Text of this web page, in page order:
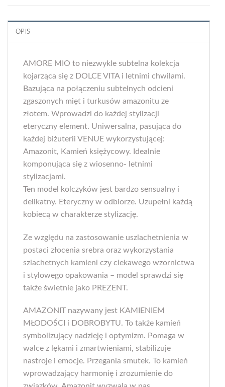
OPIS
AMORE MIO to niezwykle subtelna kolekcja
kojarząca się z DOLCE VITA i letnimi chwilami.
Bazująca na połączeniu subtelnych odcieni
zgaszonych mięt i turkusów amazonitu ze
złotem. Wprowadzi do każdej stylizacji
eteryczny element. Uniwersalna, pasująca do
każdej biżuterii VENUE wykorzystującej:
Amazonit, Kamień księżycowy. Idealnie
komponująca się z wiosenno- letnimi
stylizacjami.
Ten model kolczyków jest bardzo sensualny i
delikatny. Eteryczny w odbiorze. Uzupełni każdą
kobiecą w charakterze stylizację.
Ze względu na zastosowanie uszlachetnienia w
postaci złocenia srebra oraz wykorzystania
szlachetnych kamieni czy ciekawego wzornictwa
i stylowego opakowania – model sprawdzi się
także świetnie jako PREZENT.
AMAZONIT nazywany jest KAMIENIEM
MŁODOŚCI i DOBROBYTU. To także kamień
symbolizujący nadzieję i optymizm. Pomaga w
walce z lękami i zmartwieniami, stabilizuje
nastroje i emocje. Przegania smutek. To kamień
wprowadzający harmonię i zrozumienie do